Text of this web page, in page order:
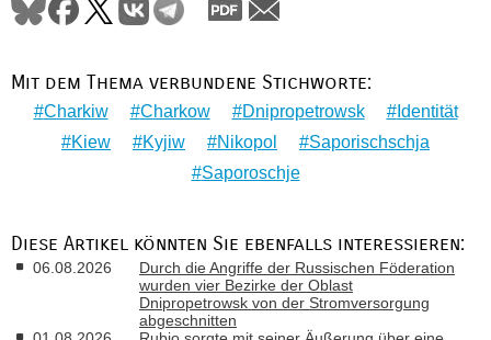
Mit dem Thema verbundene Stichworte:
Charkiw Charkow Dnipropetrowsk
Identität
Kiew
Kyjiw Nikopol
Saporischschja
Saporoschje
Diese Artikel könnten Sie ebenfalls interessieren:
06.08.2026
Durch die Angriffe der Russischen Föderation
wurden vier Bezirke der Oblast
Dnipropetrowsk von der Stromversorgung
abgeschnitten